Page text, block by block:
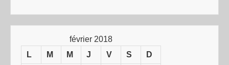
février 2018
L
M M J V S D